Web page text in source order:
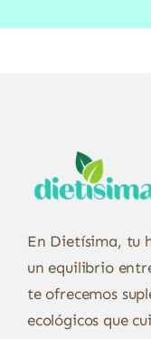
En Dietísima, tu
un equilibrio
te ofrecemos
ecológicos que